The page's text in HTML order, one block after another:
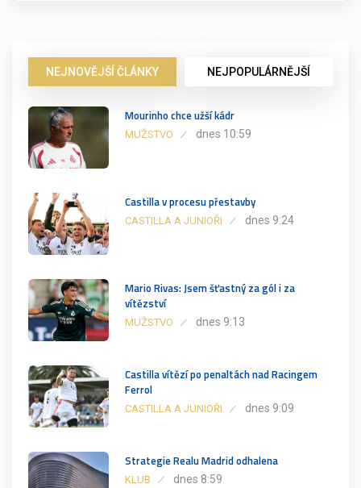
NEJNOVĚJŠÍ ČLÁNKY NEJPOPULÁRNĚJŠÍ
Mourinho chce užší kádr
MUŽSTVO dnes 10:59
Castilla v procesu přestavby
CASTILLA A JUNIOŘI dnes 9:24
Mario Rivas: Jsem šťastný za gól i za
vítězství
MUŽSTVO dnes 9:13
Castilla vítězí po penaltách nad Racingem
Ferrol
CASTILLA A JUNIOŘI dnes 9:09
Strategie Realu Madrid odhalena
KLUB dnes 8:59